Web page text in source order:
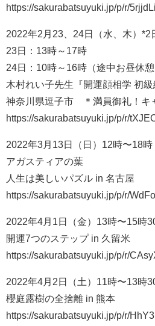
https://sakurabatsuyuki.jp/p/r/
2022年2月23、24日（水、木）*2
23日：13時～17時
24日：10時～16時（途中お昼休憩
木村れい子先生『開運顔相学 初
神奈川県逗子市 ＊満員御礼！キ
https://sakurabatsuyuki.jp/p/r/
2022年3月13日（日）12時〜18時
アガスティアの葉
人生は美しいパズル in 名古屋
https://sakurabatsuyuki.jp/p/r/
2022年4月1日（金）13時〜15時
開運7つのステップ in 久留米
https://sakurabatsuyuki.jp/p/r/
2022年4月2日（土）11時〜13時
櫻庭露樹の全捨離 in 熊本
https://sakurabatsuyuki.jp/p/r/